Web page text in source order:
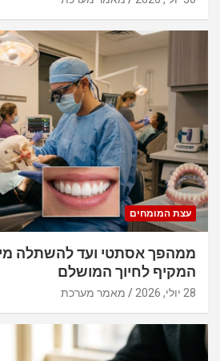
עצת המומחים
ממהפך אסתטי ועד להשתלה
המקיף לחיוך המושלם
28 יולי, 2026 מאמר מערכת